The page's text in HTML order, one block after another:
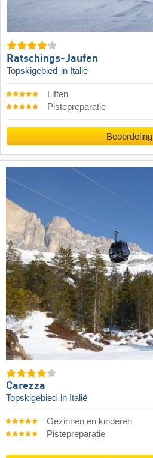
Ratschings-Jaufen
Topskigebied in Italië
Liften
Pistepreparatie
Beoordeling
Carezza
Topskigebied in Italië
Gezinnen en kinderen
Pistepreparatie